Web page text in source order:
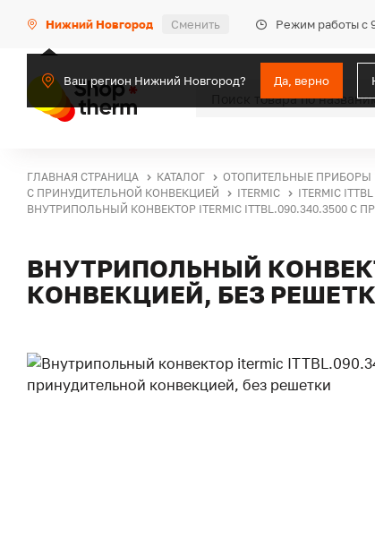
Нижний Новгород Сменить Режим работы с
Ваш регион Нижний Новгород? Да, верно
ГЛАВНАЯ СТРАНИЦА КАТАЛОГ ОТОПИТЕЛЬНЫЕ ПРИБОРЫ
С ПРИНУДИТЕЛЬНОЙ КОНВЕКЦИЕЙ
ITERMIC ITERMIC ITTBL
ВНУТРИПОЛЬНЫЙ КОНВЕКТОР ITERMIC ITTBL.090.340.3500
ВНУТРИПОЛЬНЫЙ
КОНВЕКЦИЕЙ, БЕЗ